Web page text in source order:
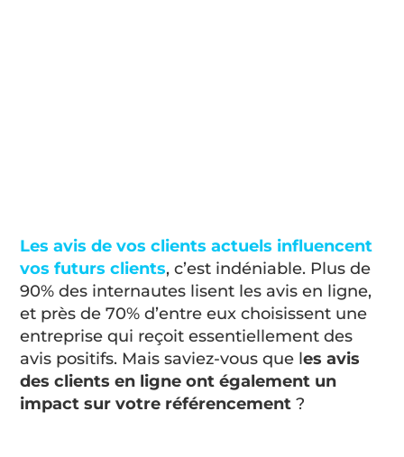
Les avis de vos clients actuels influencent
vos futurs clients, c’est indéniable. Plus de
90% des internautes lisent les avis en ligne,
et près de 70% d’entre eux choisissent une
entreprise qui reçoit essentiellement des
avis positifs. Mais saviez-vous que les avis
des clients en ligne ont également un
impact sur votre référencement?